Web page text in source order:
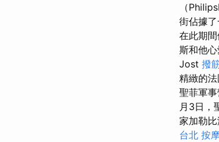
（
街佔據
在此期
斯和他
Jost 撥
精緻的法
聖菲軍
月3日，
家加勒比
台北 按